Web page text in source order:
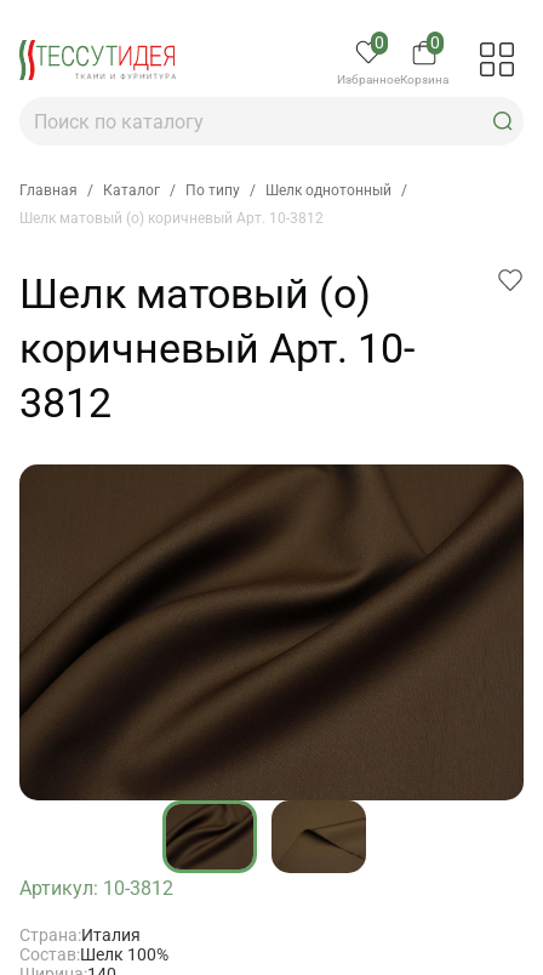
0
Избранное
0
Корзина
Главная / Каталог / По типу / Шелк однотонный
/
Шелк матовый (о) коричневый Арт. 10-3812
Шелк матовый (о)
коричневый Арт. 10-
3812
Артикул: 10-3812
Страна:Италия
Состав:Шелк 100%